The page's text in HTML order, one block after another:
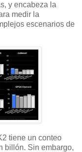
y encabeza la
medir la
escenarios de
tiene un conteo
billón. Sin embargo,